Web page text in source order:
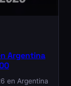
Argentina
en Argentina